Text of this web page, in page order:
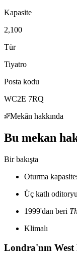
Kapasite
2,100
Tür
Tiyatro
Posta kodu
WC2E 7RQ
Mekân hakkında
Bu mekan
Bir bakışta
Oturma
Üç katlı
1999'dan beri
Klimalı
Londra'nın